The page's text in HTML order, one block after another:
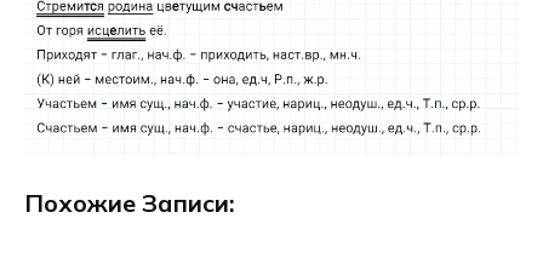
Похожие Записи: